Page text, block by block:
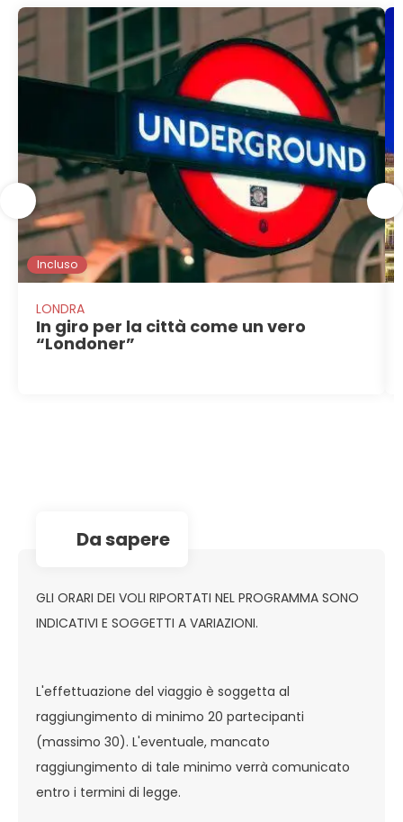
Incluso
LONDRA
In giro per la città come un vero
“Londoner”
da sapere
GLI ORARI DEI VOLI RIPORTATI NEL PROGRAMMA SONO
INDICATIVI E SOGGETTI A VARIAZIONI.
L'effettuazione del viaggio è soggetta al
raggiungimento di minimo 20 partecipanti
(massimo 30). L'eventuale, mancato
raggiungimento di tale minimo verrà comunicato
entro i termini di legge.